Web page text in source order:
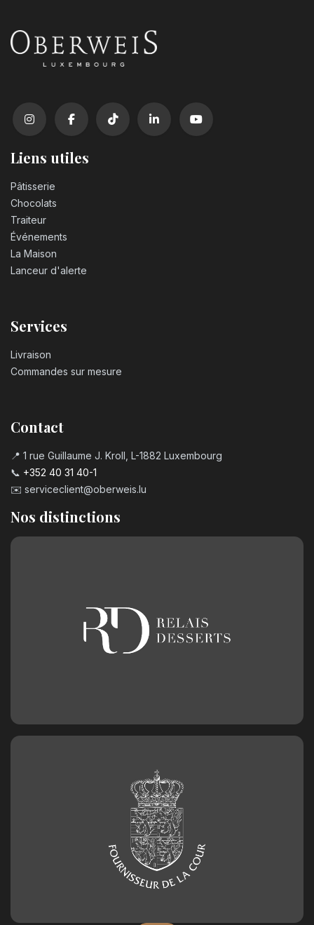
Liens utiles
Pâtisserie
Chocolats
Traiteur
Événements
La Maison
Lanceur d'alerte
Services
Livraison
Commandes sur mesure
Contact
📍 1 rue Guillaume J. Kroll, L-1882 Luxembourg
📞 +352 40 31 40-1
✉️ serviceclient@oberweis.lu
Nos distinctions